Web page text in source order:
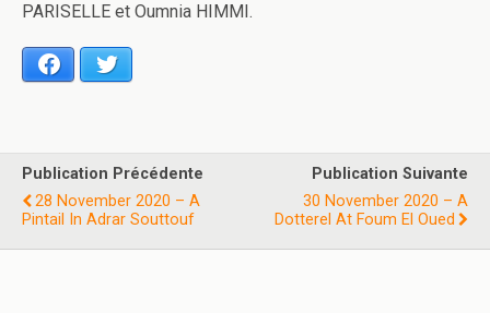
PARISELLE et Oumnia HIMMI.
Facebook
Publication Précédente
28 November 2020 – A
Pintail In Adrar Souttouf
Publication Suivante
30 November 2020 – A
Dotterel At Foum El Oued